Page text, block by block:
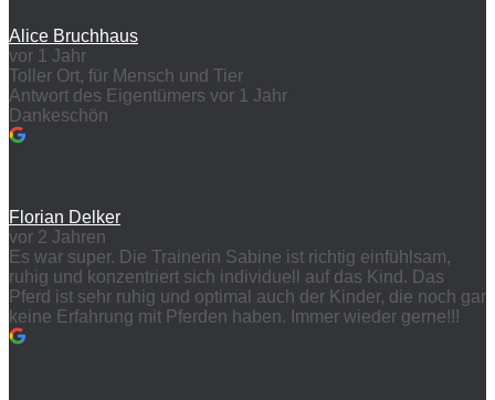
Alice Bruchhaus
vor 1 Jahr
Toller Ort, für Mensch und Tier
Antwort des Eigentümers vor 1 Jahr
Dankeschön
Florian Delker
vor 2 Jahren
Es war super. Die Trainerin Sabine ist richtig einfühlsam,
ruhig und konzentriert sich individuell auf das Kind. Das
Pferd ist sehr ruhig und optimal auch der Kinder, die noch gar
keine Erfahrung mit Pferden haben. Immer wieder gerne!!!